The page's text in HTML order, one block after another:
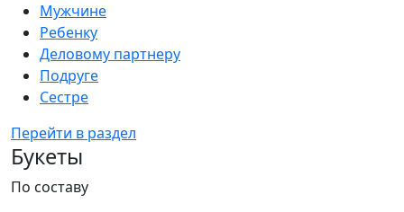
Мужчине
Ребенку
Деловому партнеру
Подруге
Сестре
Перейти в раздел
Букеты
По составу